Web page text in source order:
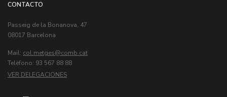
CONTACTO
Passeig de la Bonanova, 47
08017 Barcelona
Mail: col.metges
Telèfono: 93 567 88 88
VER DELEGACIONES